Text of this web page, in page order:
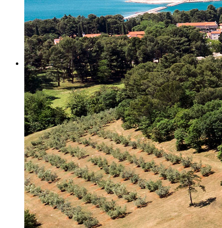
Zaposlenici
Euraxess
Misija i vizija
Upravno Vijeće
Rad Upravnog vijeća
Znanstveno Vijeće
Rad Znanstvenog vijeća
Etičko povjerenstvo
Etički kodeks
Financiranje
Proračun
Potpore
PROGRAMSKO FINANCIRANJE
Izvještavanje po uredbi
Projekti Instituta
Dialogue4Tourism
REVIVE
WASTEREDUCE
MITOMED+
WINTERMED
CASTWATER